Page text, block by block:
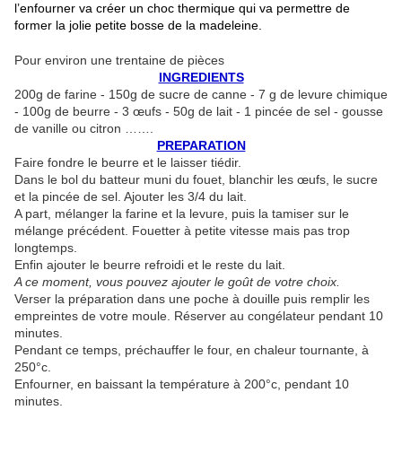
l’enfourner va créer un choc thermique qui va permettre de
former la jolie petite bosse de la madeleine.
Pour environ une trentaine de pièces
INGREDIENTS
200g de farine - 150g de sucre de canne - 7 g de levure chimique
- 100g de beurre - 3 œufs - 50g de lait - 1 pincée de sel - gousse
de vanille ou citron …….
PREPARATION
Faire fondre le beurre et le laisser tiédir.
Dans le bol du batteur muni du fouet, blanchir les œufs, le sucre
et la pincée de sel. Ajouter les 3/4 du lait.
A part, mélanger la farine et la levure, puis la tamiser sur le
mélange précédent. Fouetter à petite vitesse mais pas trop
longtemps.
Enfin ajouter le beurre refroidi et le reste du lait.
A ce moment, vous pouvez ajouter le goût de votre choix.
Verser la préparation dans une poche à douille puis remplir les
empreintes de votre moule. Réserver au congélateur pendant 10
minutes.
Pendant ce temps, préchauffer le four, en chaleur tournante, à
250°c.
Enfourner, en baissant la température à 200°c, pendant 10
minutes.